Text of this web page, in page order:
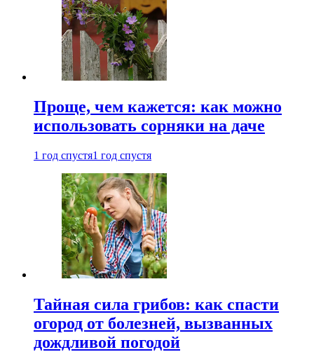
Проще, чем кажется: как можно
использовать сорняки на даче
1 год спустя1 год спустя
Тайная сила грибов: как спасти
огород от болезней, вызванных
дождливой погодой